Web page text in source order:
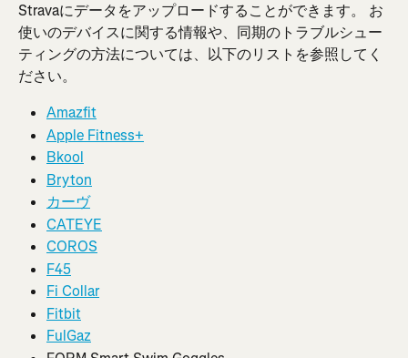
Stravaにデータをアップロードすることができます。 お
使いのデバイスに関する情報や、同期のトラブルシュー
ティングの方法については、以下のリストを参照してく
ださい。
Amazfit
Apple Fitness+
Bkool
Bryton
カーヴ
CATEYE
COROS
F45
Fi Collar
Fitbit
FulGaz